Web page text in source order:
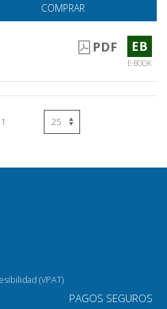
COMPRAR
PDF EB
E-BOOK
(VPAT)
PAGOS SEGUROS